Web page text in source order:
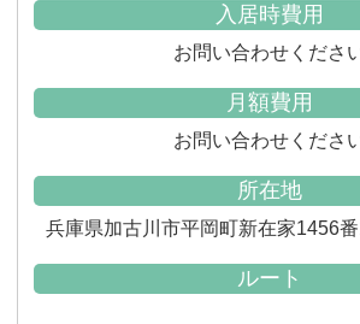
入居時費用
お問い合わせくださ
月額費用
お問い合わせくださ
所在地
兵庫県加古川市平岡町新在家1456
ルート